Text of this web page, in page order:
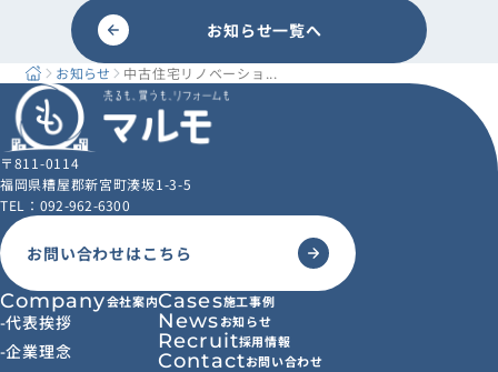
お知らせ一覧へ
お知らせ 中古住宅リノベーショ...
〒811-0114
福岡県糟屋郡新宮町湊坂1-3-5
TEL： 092-962-6300
お問い合わせはこちら
Company会社案内
-代表挨拶
-企業理念
Cases施工事例
Newsお知らせ
Recruit採用情報
Contactお問い合わせ